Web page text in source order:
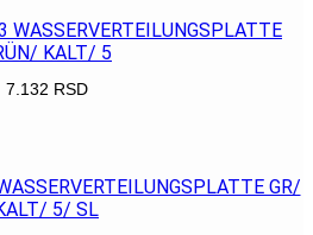
KALT/ 5
7.132 RSD
GR/
5/ SL